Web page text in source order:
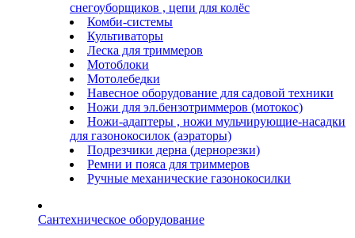
снегоуборщиков , цепи для колёс
Комби-системы
Культиваторы
Леска для триммеров
Мотоблоки
Мотолебедки
Навесное оборудование для садовой техники
Ножи для эл.бензотриммеров (мотокос)
Ножи-адаптеры , ножи мульчирующие-насадки
для газонокосилок (аэраторы)
Подрезчики дерна (дернорезки)
Ремни и пояса для триммеров
Ручные механические газонокосилки
Сантехническое оборудование